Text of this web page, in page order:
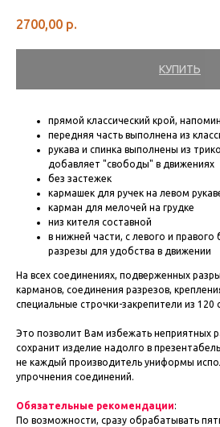
2700,00 р.
КУПИТЬ
прямой классический крой,
передняя часть выполнена из
рукава и спинка выполнены из
добавляет "свободы" в движениях
без застежек
кармашек для ручек на левом
карман для мелочей на грудке
низ кителя составной
в нижней части, с левого и правого
разрезы для удобства в движении
На всех соединениях, подверженных
карманов, соединения разрезов,
специальные строчки-закрепители из 120
Это позволит Вам избежать неприятных
сохранит изделие надолго в
не каждый производитель униформы
упрочнения соединений.
Обязательные рекомендации:
По возможности, сразу обрабатывать